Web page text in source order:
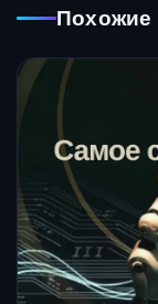
Похожие